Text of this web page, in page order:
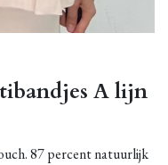
A lijn
87 percent natuurlijk